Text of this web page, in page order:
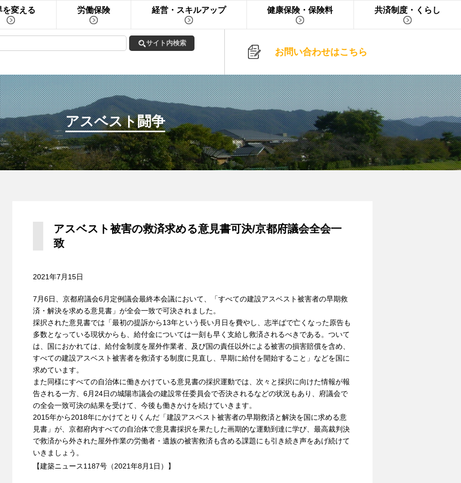
を変える 労働保険 経営・スキルアップ 健康保険・保険料 共済制度・くらし
お問い合わせはこちら
アスベスト闘争
アスベスト被害の救済求める意見書可決/京都府議会全会一
致
2021年7月15日
7月6日、京都府議会6月定例議会最終本会議において、「すべての建設アスベスト被害者の早期救
済・解決を求める意見書」が全会一致で可決されました。
採択された意見書では「最初の提訴から13年という長い月日を費やし、志半ばで亡くなった原告も
多数となっている現状からも、給付金については一刻も早く支給し救済されるべきである。ついて
は、国におかれては、給付金制度を屋外作業者、及び国の責任以外による被害の損害賠償を含め、
すべての建設アスベスト被害者を救済する制度に見直し、早期に給付を開始すること」などを国に
求めています。
また同様にすべての自治体に働きかけている意見書の採択運動では、次々と採択に向けた情報が報
告される一方、6月24日の城陽市議会の建設常任委員会で否決されるなどの状況もあり、府議会で
の全会一致可決の結果を受けて、今後も働きかけを続けていきます。
2015年から2018年にかけてとりくんだ「建設アスベスト被害者の早期救済と解決を国に求める意
見書」が、京都府内すべての自治体で意見書採択を果たした画期的な運動到達に学び、最高裁判決
で救済から外された屋外作業の労働者・遺族の被害救済も含める課題にも引き続き声をあげ続けて
いきましょう。
【建築ニュース1187号（2021年8月1日）】